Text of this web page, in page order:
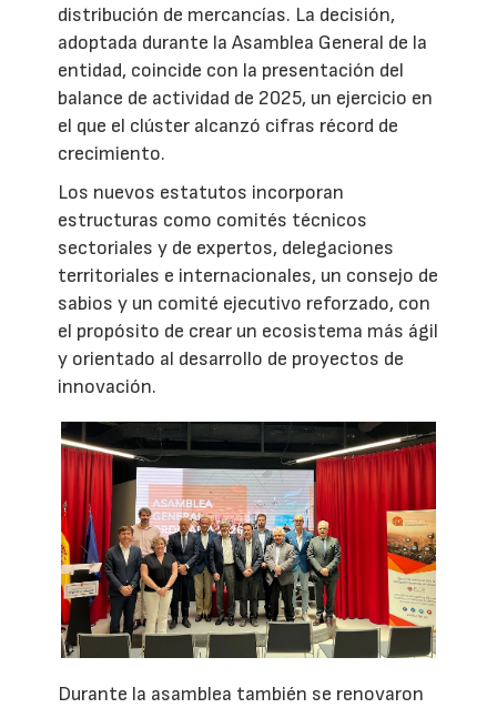
distribución de mercancías. La decisión,
adoptada durante la Asamblea General de la
entidad, coincide con la presentación del
balance de actividad de 2025, un ejercicio en
el que el clúster alcanzó cifras récord de
crecimiento.
Los nuevos estatutos incorporan
estructuras como comités técnicos
sectoriales y de expertos, delegaciones
territoriales e internacionales, un consejo de
sabios y un comité ejecutivo reforzado, con
el propósito de crear un ecosistema más ágil
y orientado al desarrollo de proyectos de
innovación.
Durante la asamblea también se renovaron